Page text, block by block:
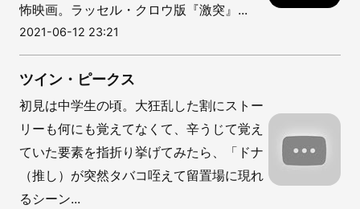
怖映画。ラッセル・クロウ版『激突』...
2021-06-12 23:21
ツイン・ピークス
初見は中学生の頃。大狂乱した割にストー
リーも何にも覚えてなくて、辛うじて覚え
ていた要素を指折り挙げてみたら、「ドナ
（推し）が突然タバコ咥えて留置場に現れ
るシーン...